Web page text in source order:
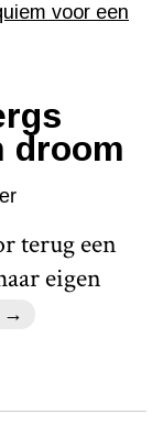
droom
terug een
eigen